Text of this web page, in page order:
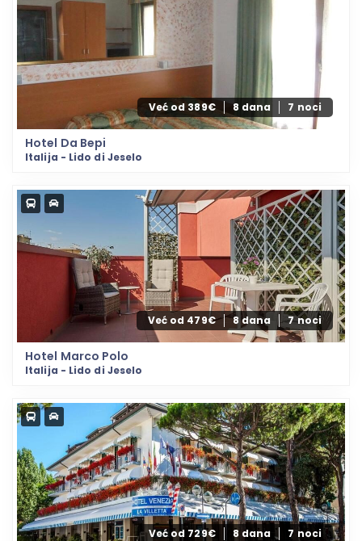
Već od 389€ 8 dana 7 noci
Hotel Da Bepi
Italija - Lido di Jeselo
Već od 479€ 8 dana 7 noci
Hotel Marco Polo
Italija - Lido di Jeselo
Već od 729€ 8 dana 7 noci